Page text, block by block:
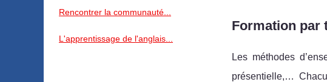
Formation par
Les méthodes
présentielle,…
Rencontrer la communauté...
L'apprentissage de l'anglais...